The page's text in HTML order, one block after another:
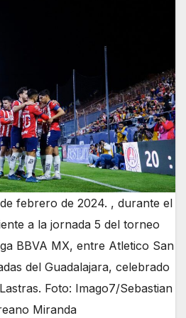
febrero de 2024. , durante el
a la jornada 5 del torneo
BBVA MX, entre Atletico San
del Guadalajara, celebrado
Foto: Imago7/Sebastian
Miranda